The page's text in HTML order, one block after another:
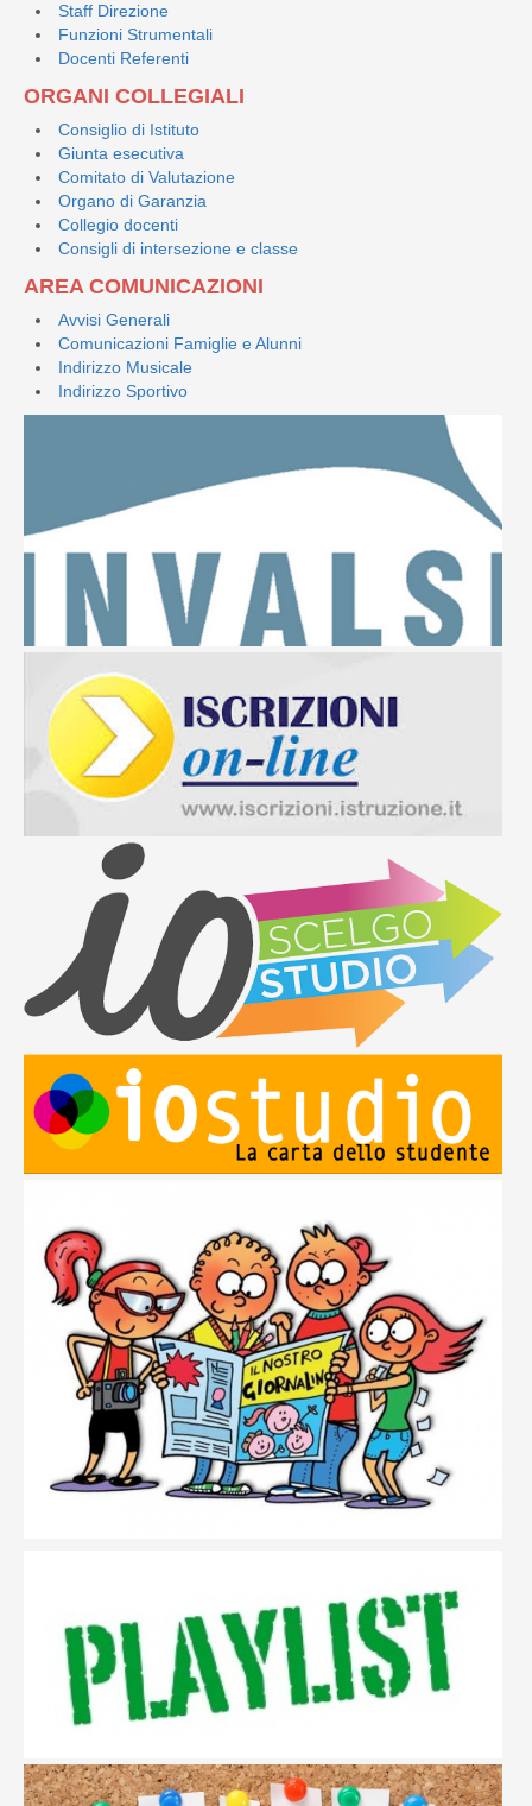
Staff Direzione
Funzioni Strumentali
Docenti Referenti
ORGANI COLLEGIALI
Consiglio di Istituto
Giunta esecutiva
Comitato di Valutazione
Organo di Garanzia
Collegio docenti
Consigli di intersezione e classe
AREA COMUNICAZIONI
Avvisi Generali
Comunicazioni Famiglie e Alunni
Indirizzo Musicale
Indirizzo Sportivo